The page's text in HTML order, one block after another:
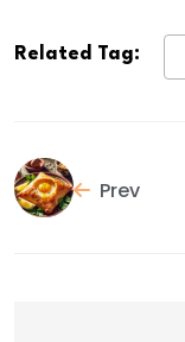
Related Tag:
Prev